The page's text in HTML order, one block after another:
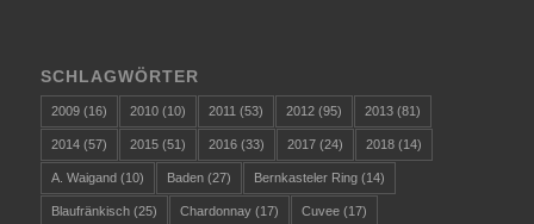
SCHLAGWÖRTER
2009(16) 2010(10) 2011 (53) 2012(95) 2013(81)
2014(57) 2015(51) 2016(33) 2017(24) 2018(14)
A. Waigand (10) Baden(27) Bernkasteler Ring(14)
Blaufränkisch(25) Chardonnay(17) Cuvee(17)